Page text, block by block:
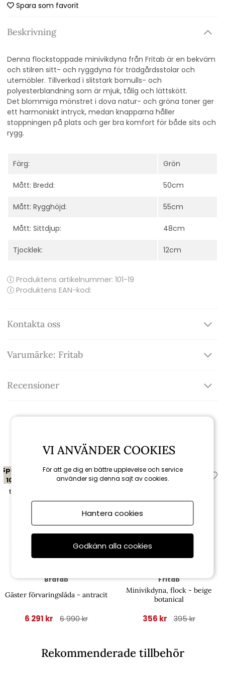
Spara som favorit
Beskrivning
Denna flockstoppade minivikdyna från Fritab är en bekväm
och stilren sitt- och ryggdyna för trädgårdsstolar och
utemöbler. Tillverkad i slitstark bomulls- och
polyesterblandning som är mjuk, tålig och lättskött.
Det blommiga mönstret i dova natur- och gröna toner ger
ett harmoniskt intryck, medan knapparna håller
stoppningen på plats och ger bra komfort för både sits och
rygg.
Färg: Grön
Mått: Bredd: 50cm
Mått: Rygghöjd: 55cm
Mått: Sittdjup: 48cm
Tjocklek: 12cm
Produktens artikelnummer: 101-19
Produktens EAN-kod:
Kontakta oss
Varumärke: Fritab
Recensioner
Spara
10%
till 16/8
Brafab
Gäster förvaringslåda - antracit
6 291 kr 6 990 kr
Spara
10%
Fritab
Minivikdyna, flock - beige
botanical
356 kr 395 kr
Rekommenderade tillbehör
VI ANVÄNDER COOKIES
För att ge dig en bättre upplevelse och service
använder sig denna sajt av cookies.
Hantera cookies
Godkänn alla cookies